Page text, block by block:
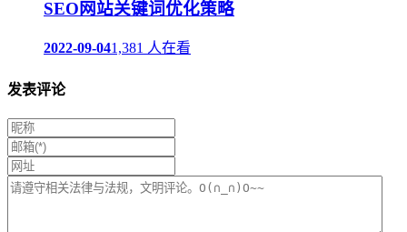
SEO网站关键词优化策略
2022-09-041,381 人在看
发表评论